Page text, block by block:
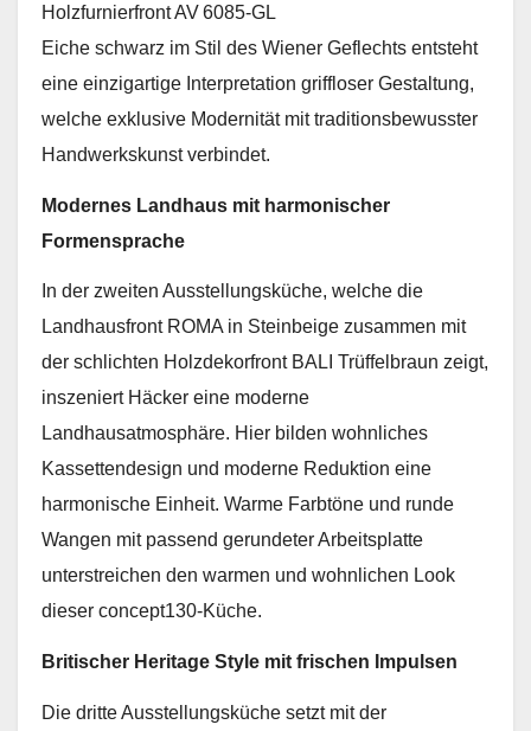
Holzfurnierfront AV 6085-GL
Eiche schwarz im Stil des Wiener Geflechts entsteht
eine einzigartige Interpretation griffloser Gestaltung,
welche exklusive Modernität mit traditionsbewusster
Handwerkskunst verbindet.
Modernes Landhaus mit harmonischer
Formensprache
In der zweiten Ausstellungsküche, welche die
Landhausfront ROMA in Steinbeige zusammen mit
der schlichten Holzdekorfront BALI Trüffelbraun zeigt,
inszeniert Häcker eine moderne
Landhausatmosphäre. Hier bilden wohnliches
Kassettendesign und moderne Reduktion eine
harmonische Einheit. Warme Farbtöne und runde
Wangen mit passend gerundeter Arbeitsplatte
unterstreichen den warmen und wohnlichen Look
dieser concept130-Küche.
Britischer Heritage Style mit frischen Impulsen
Die dritte Ausstellungsküche setzt mit der